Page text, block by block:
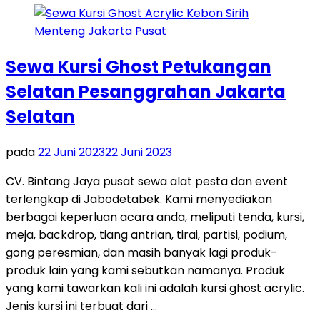
Sewa Kursi Ghost Petukangan
Selatan Pesanggrahan Jakarta
Selatan
pada22 Juni 202322 Juni 2023
CV. Bintang Jaya pusat sewa alat pesta dan event
terlengkap di Jabodetabek. Kami menyediakan
berbagai keperluan acara anda, meliputi tenda, kursi,
meja, backdrop, tiang antrian, tirai, partisi, podium,
gong peresmian, dan masih banyak lagi produk-
produk lain yang kami sebutkan namanya. Produk
yang kami tawarkan kali ini adalah kursi ghost acrylic.
Jenis kursi ini terbuat dari …